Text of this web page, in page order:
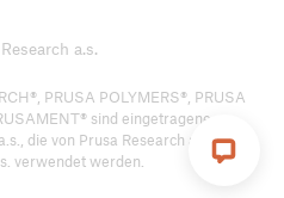
a.s.
PRUSA POLYMERS®, PRUSA
sind eingetragene
die von Prusa Research a.s. unter
verwendet werden.